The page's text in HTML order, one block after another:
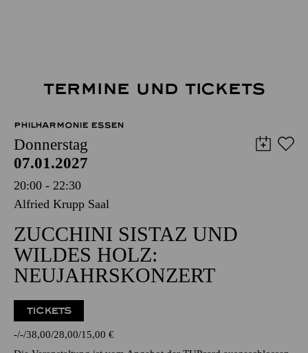
TERMINE UND TICKETS
PHILHARMONIE ESSEN
Donnerstag
07.01.2027
20:00 - 22:30
Alfried Krupp Saal
ZUCCHINI SISTAZ UND
WILDES HOLZ:
NEUJAHRSKONZERT
TICKETS
- - 38,00 28,00 15,00 €